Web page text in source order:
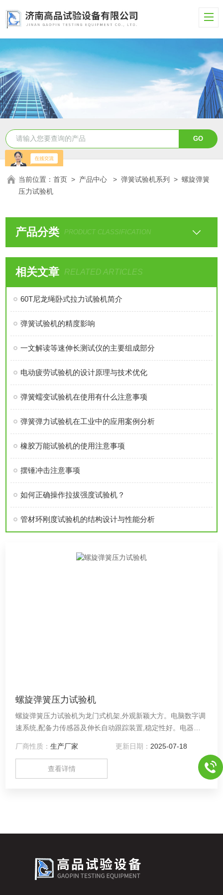
当前位置：首页 > 产品中心 >弹簧试验机系列 >螺旋弹簧
压力试验机
产品分类 PRODUCT CLASSIFICATION
相关文章 RELATED ARTICLES
60T尼龙绳卧式拉力试验机简介
弹簧试验机的精度影响
一文解读等速伸长测试仪的主要组成部分
电动疲劳试验机的设计原理与技术优化
弹簧蠕变试验机在使用有什么注意事项
弹簧弹力试验机在工业中的应用案例分析
橡胶万能试验机的使用注意事项
摆锤冲击注意事项
如何正确操作拉拔强度试验机？
管材环刚度试验机的结构设计与性能分析
螺旋弹簧压力试验机
螺旋弹簧压力试验机为龙门式机架,外观新颖大方。电脑数字调
速系统,配备力传感器及伸长自动跟踪装置,稳定性好。电器采
结果,可计算力、屈服力、平均剥离力、变形等一些材料底基本
物理性能参数。试验过程中,微机实时采集力值和变形信号,软
件显示“力值—位移”曲线,试验结束后,自动计算,保存参数,并可
厂商性质：生产厂家 更新日期： 2025-07-18
查看详情